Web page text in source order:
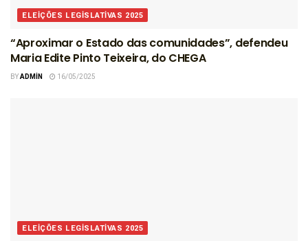
ELEIÇÕES LEGISLATIVAS 2025
“Aproximar o Estado das comunidades”, defendeu
Maria Edite Pinto Teixeira, do CHEGA
BYADMIN 16/05/2025
ELEIÇÕES LEGISLATIVAS 2025